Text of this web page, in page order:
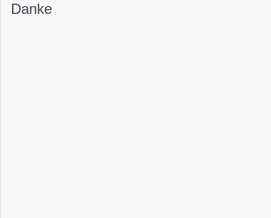
Danke